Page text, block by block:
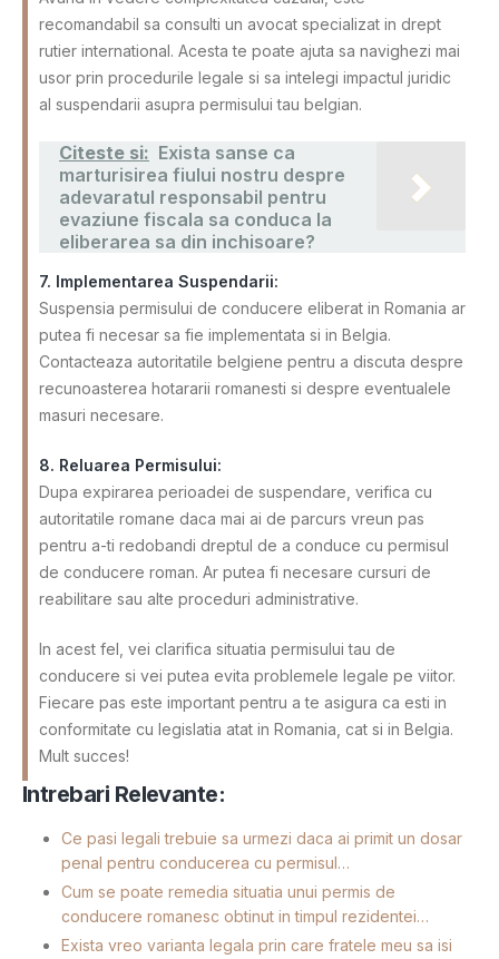
recomandabil sa consulti un avocat specializat in drept
rutier international. Acesta te poate ajuta sa navighezi mai
usor prin procedurile legale si sa intelegi impactul juridic
al suspendarii asupra permisului tau belgian.
Citeste si: Exista sanse ca
marturisirea fiului nostru despre
adevaratul responsabil pentru
evaziune fiscala sa conduca la
eliberarea sa din inchisoare?
7. Implementarea Suspendarii:
Suspensia permisului de conducere eliberat in Romania ar
putea fi necesar sa fie implementata si in Belgia.
Contacteaza autoritatile belgiene pentru a discuta despre
recunoasterea hotararii romanesti si despre eventualele
masuri necesare.
8. Reluarea Permisului:
Dupa expirarea perioadei de suspendare, verifica cu
autoritatile romane daca mai ai de parcurs vreun pas
pentru a-ti redobandi dreptul de a conduce cu permisul
de conducere roman. Ar putea fi necesare cursuri de
reabilitare sau alte proceduri administrative.
In acest fel, vei clarifica situatia permisului tau de
conducere si vei putea evita problemele legale pe viitor.
Fiecare pas este important pentru a te asigura ca esti in
conformitate cu legislatia atat in Romania, cat si in Belgia.
Mult succes!
Intrebari Relevante:
Ce pasi legali trebuie sa urmezi daca ai primit un dosar
penal pentru conducerea cu permisul…
Cum se poate remedia situatia unui permis de
conducere romanesc obtinut in timpul rezidentei…
Exista vreo varianta legala prin care fratele meu sa isi